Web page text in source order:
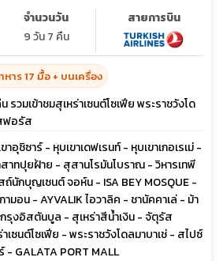
จำนวนวัน
9 วัน 7 คืน
สายการบิน
หาร 17 มื้อ + บนเครื่อง
รวมเข้าชมสุเหร่าเซนต์โซเฟีย พระราชวังโด
ฟอรัส
อุชิซาร์ - หุบเขาเดฟเรนท์ - หุบเขาเกอเรเม่ -
าทปุยฝ้าย - สุสานโรมันโบราณ - วิหารเทพี
นักบุญเซนต์ จอห์น - ISA BEY MOSQUE -
ามอน - AYVALIK ไอวาลิค - ชานัคคาเล่ - ม้า
รุงอิสตันบูล - สุเหร่าสีน้ำเงิน - จัตุรัส
เซนต์โซเฟีย - พระราชวังโดลมาบาเช่ - สไปซ์
- GALATA PORT MALL